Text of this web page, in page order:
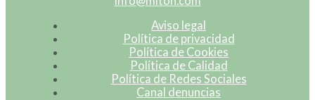
Aviso legal
Política de privacidad
Política de Cookies
Política de Calidad
Política de Redes Sociales
Canal denuncias